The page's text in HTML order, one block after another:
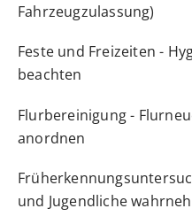
Fahrzeugzulassung)
Feste und Freizeiten -
beachten
Flurbereinigung -
anordnen
und Jugendliche